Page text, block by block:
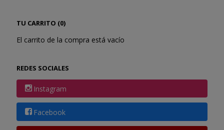
TU CARRITO (0)
El carrito de la compra está vacío
REDES SOCIALES
Instagram
Facebook